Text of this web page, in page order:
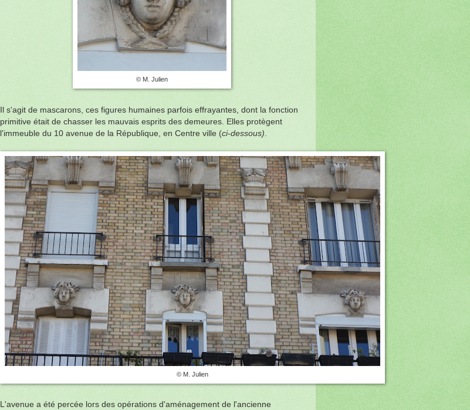
© M. Julien
Il s'agit de mascarons, ces figures humaines parfois effrayantes, dont la fonction
primitive était de chasser les mauvais esprits des demeures. Elles protègent
l'immeuble du 10 avenue de la République, en Centre ville (ci-dessous)
© M. Julien
L'avenue a été percée lors des opérations d'aménagement de l'ancienne